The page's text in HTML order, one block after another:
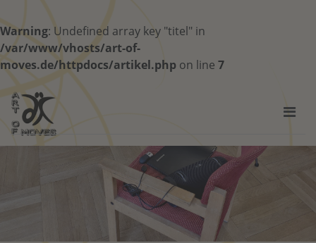
Warning: Undefined array key "titel" in
/var/www/vhosts/art-of-
moves.de/httpdocs/artikel.php on line 7